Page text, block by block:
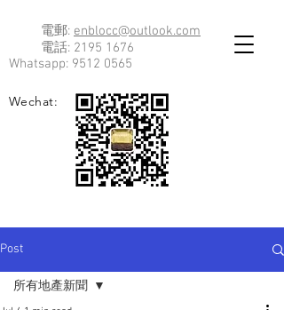
電郵: enblocc@outlook.com
電話: 2195 1676
Whatsapp: 9512 0565
Wechat:
Post
所有地產新聞